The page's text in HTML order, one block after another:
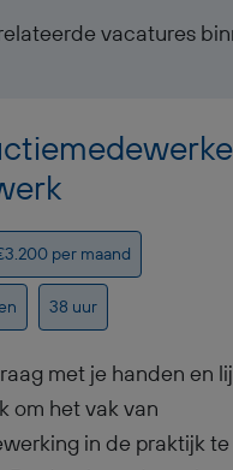
vacatures
per maand
38 uur
met je handen en
om het vak van
in de praktijk te